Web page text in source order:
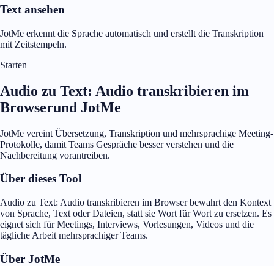
Text ansehen
JotMe erkennt die Sprache automatisch und erstellt die Transkription
mit Zeitstempeln.
Starten
Audio zu Text: Audio transkribieren im
Browserund JotMe
JotMe vereint Übersetzung, Transkription und mehrsprachige Meeting-
Protokolle, damit Teams Gespräche besser verstehen und die
Nachbereitung vorantreiben.
Über dieses Tool
Audio zu Text: Audio transkribieren im Browser bewahrt den Kontext
von Sprache, Text oder Dateien, statt sie Wort für Wort zu ersetzen. Es
eignet sich für Meetings, Interviews, Vorlesungen, Videos und die
tägliche Arbeit mehrsprachiger Teams.
Über JotMe